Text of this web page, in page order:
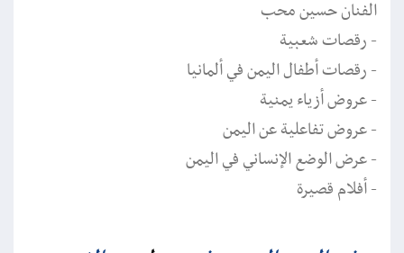
الفنان حسين محب
- رقصات شعبية
- رقصات أطفال اليمن في ألمانيا
- عروض أزياء يمنية
- عروض تفاعلية عن اليمن
- عرض الوضع الإنساني في اليمن
- أفلام قصيرة